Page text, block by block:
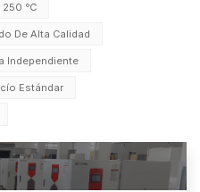
250 ℃
De Alta Calidad
Independiente
Estándar